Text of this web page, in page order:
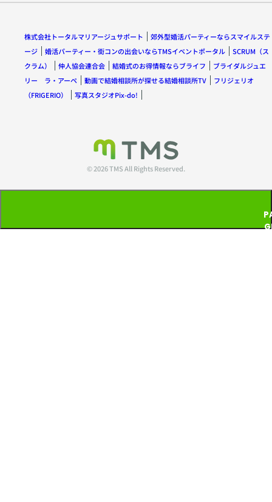
株式会社トータルマリアージュサポート
郊外型婚活パーティーならスマイルステ
ージ
婚活パーティー・街コンの出会いならTMSイベントポータル
SCRUM（ス
クラム）
仲人協会連合会 結婚式のお得情報ならブライフ
ブライダルジュエ
リー ラ・アーペ
動画で結婚相談所が探せる結婚相談所TV
フリジェリオ
（FRIGERIO）
写真スタジオPix-do!
© 2026 TMS All Rights Reserved.